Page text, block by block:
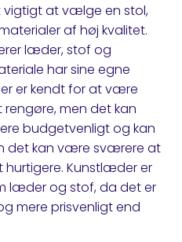
vigtigt at vælge en stol,
af høj kvalitet.
læder, stof og
har sine egne
er kendt for at være
men det kan
budgetvenligt og kan
det kan være sværere at
hurtigere. Kunstlæder er
læder og stof, da det er
mere prisvenligt end